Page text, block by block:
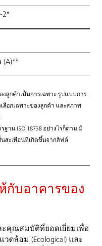
2*
(A)**
ลูกค้าเป็นการเฉพาะ รูปแบบการ
ลือกเฉพาะของลูกค้า และสภาพ
าน ISO 18738 อย่างไรก็ตาม มี
สะเทือนที่เกิดขึ้นจากลิฟต์
กับอาคารของ
ะคุณสมบัติที่ยอดเยี่ยมเพื่อ
ดล้อม (Ecological) และ